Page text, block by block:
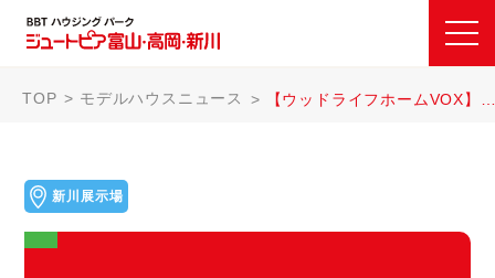
TOP モデルハウスニュース 【ウッドライフホームVOX】福袋イベント開催！
新川展示場